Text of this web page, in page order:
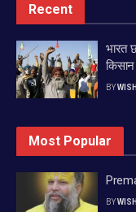
Recent
भारत
BY
Most Popular
BY